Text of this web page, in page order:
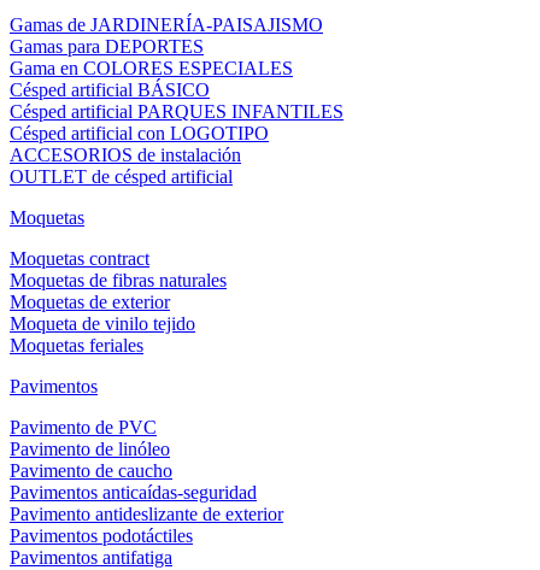
Gamas de JARDINERÍA-PAISAJISMO
Gamas para DEPORTES
Gama en COLORES ESPECIALES
Césped artificial BÁSICO
Césped artificial PARQUES INFANTILES
Césped artificial con LOGOTIPO
ACCESORIOS de instalación
OUTLET de césped artificial
Moquetas
Moquetas contract
Moquetas de fibras naturales
Moquetas de exterior
Moqueta de vinilo tejido
Moquetas feriales
Pavimentos
Pavimento de PVC
Pavimento de linóleo
Pavimento de caucho
Pavimentos anticaídas-seguridad
Pavimento antideslizante de exterior
Pavimentos podotáctiles
Pavimentos antifatiga